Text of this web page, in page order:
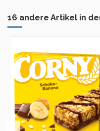
16 andere Artikel in